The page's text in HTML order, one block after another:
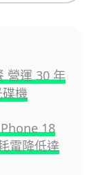
營運 30 年
機
18
電降低達